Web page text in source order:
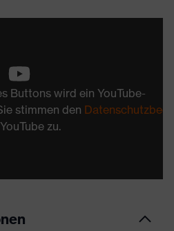
Buttons wird ein YouTube-
stimmen den
zu.